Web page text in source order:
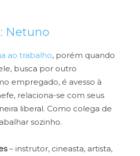
Netuno
ao trabalho, porém quando
busca por outro
empregado, é avesso à
relaciona-se com seus
liberal. Como colega de
sozinho.
– instrutor, cineasta, artista,